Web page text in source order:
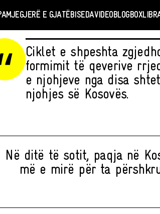
GJERË E GJATËBISEDAVIDEOBLOGBOX
Ciklet e shpeshta
formimit të qeverive
e njohjeve nga disa
njohjes së Kosovës.
Në ditë të sotit, paqja në
më e mirë për ta